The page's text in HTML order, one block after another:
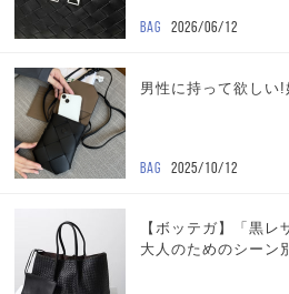
BAG 2026/06/12
男性に持って欲しい
BAG 2025/10/12
【ボッテガ】「黒
大人のためのシーン